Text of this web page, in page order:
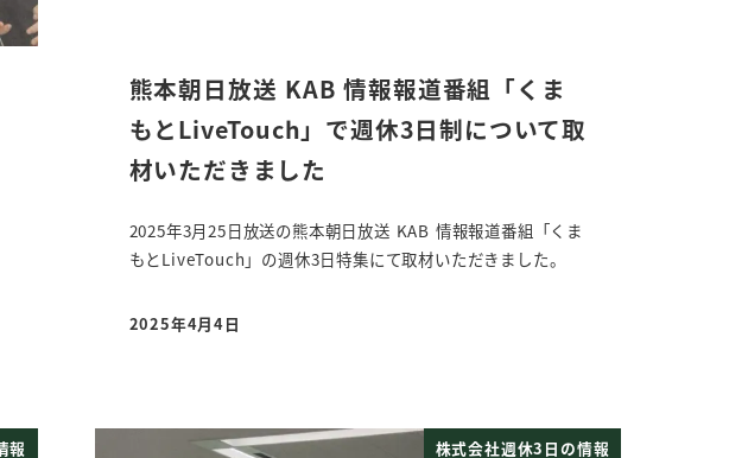
熊本朝日放送 KAB 情報報道番組「くま
もとLiveTouch」で週休3日制について取
材いただきました
2025年3月25日放送の熊本朝日放送 KAB 情報報道番組「くま
もとLiveTouch」の週休3日特集にて取材いただきました。
投稿日
2025年4月4日
報 株式会社週休3日の情報